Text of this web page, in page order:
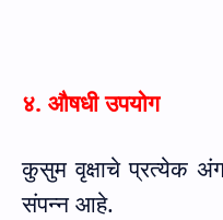
४. औषधी उपयोग
कुसुम वृक्षाचे प्रत्येक
संपन्न आहे.